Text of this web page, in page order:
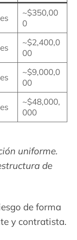
~$350,00
0
~$2,400,0
00
~$9,000,0
00
~$48,000,
000
uniforme.
de
de forma
y contratista.